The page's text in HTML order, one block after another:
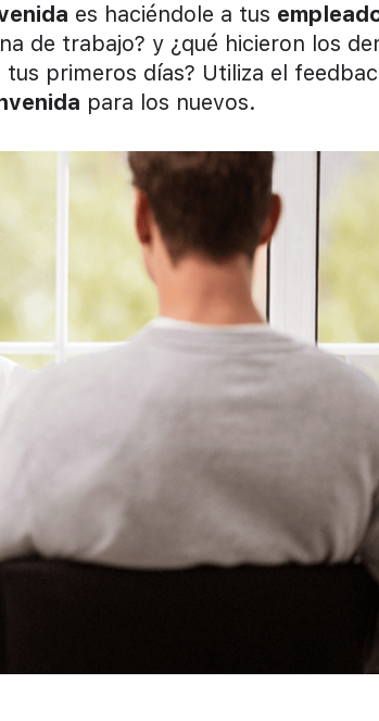
es haciéndole a tus
de trabajo? y ¿qué hicieron los
tus primeros días? Utiliza el
para los nuevos.